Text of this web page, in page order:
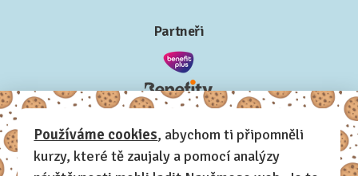
Partneři
Používáme cookies, abychom ti připomněli
kurzy, které tě zaujaly a pomocí analýzy